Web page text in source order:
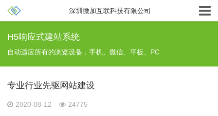
H5响应式建站系统
自动适应所有的浏览设备，手机、微信、平板、PC
专业行业先驱网站建设
2020-08-12 24775
深圳微加互联科技有限公司